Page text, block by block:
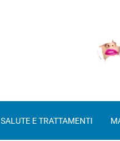
SALUTE E TRATTAMENTI